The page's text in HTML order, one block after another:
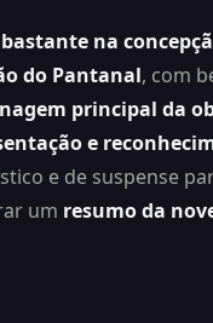
na
do Pantanal, com
principal da
e
e de suspense
um resumo da